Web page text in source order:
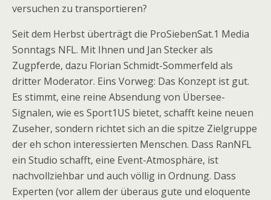
versuchen zu transportieren?
Seit dem Herbst überträgt die ProSiebenSat.1 Media
Sonntags NFL. Mit Ihnen und Jan Stecker als
Zugpferde, dazu Florian Schmidt-Sommerfeld als
dritter Moderator. Eins Vorweg: Das Konzept ist gut.
Es stimmt, eine reine Absendung von Übersee-
Signalen, wie es Sport1US bietet, schafft keine neuen
Zuseher, sondern richtet sich an die spitze Zielgruppe
der eh schon interessierten Menschen. Dass RanNFL
ein Studio schafft, eine Event-Atmosphäre, ist
nachvollziehbar und auch völlig in Ordnung. Dass
Experten (vor allem der überaus gute und eloquente